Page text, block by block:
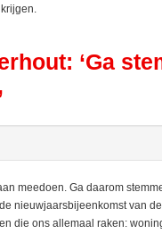
‘Ga
meedoen. Ga daarom
nieuwjaarsbijeenkomst van
die ons allemaal raken: